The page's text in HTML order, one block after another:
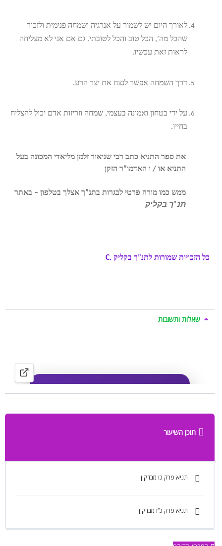
לאורך היום יש לשמור על אנרגיה ושמחה פנימית ולזכור
שהכל מה’, הכל טוב והכל לטובתי. גם אם אני לא מצליחה
לראות זאת עכשיו.
דרך השמחה אפשר לנצח את יצר הרע.
על ידי בטחון ואמונה בעצמי, שמחה וזריזות אדם יכול להצליח
בחייו.
את ספר התניא כתב רבי שניאור זלמן מליאדי המכונה בעל
התניא או / ו האדמו”ר הזקן
ממש כמו מורה פרטי לבגרות בתנ”ך אצלך בטלפון – באתר
תנ”ך בקליק
כל הזכויות שמורות לתנ”ך בקליק C.
שאלות ותשובות
תוכן השיעור
תניא פרק כו מבדקון
תניא פרק כ”ו מבדקון